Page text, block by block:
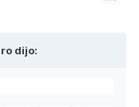
dijo: